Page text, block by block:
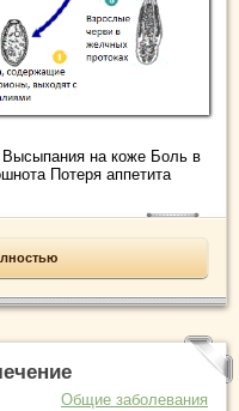
на коже Боль в
Потеря аппетита
Общие заболевания